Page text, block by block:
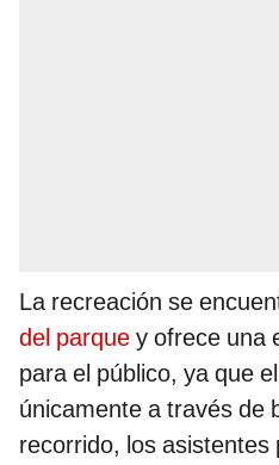
La recreación se
del parque y ofrece una
para el público, ya que
únicamente a través de
recorrido, los